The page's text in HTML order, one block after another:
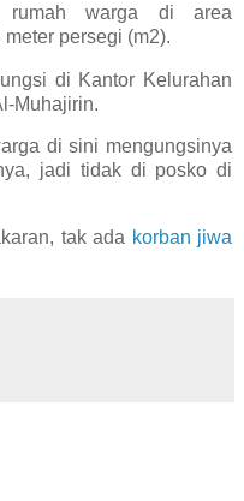
rumah warga di area
persegi (m2).
di Kantor Kelurahan
Muhajirin.
di sini mengungsinya
jadi tidak di posko di
tak ada korban jiwa